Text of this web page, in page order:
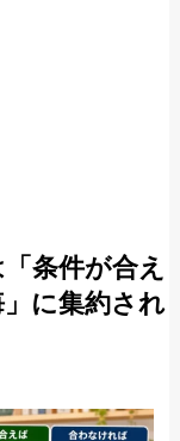
条件が合え
に集約され